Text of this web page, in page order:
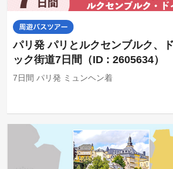
パリ発 パリとルクセンブルク、
ック街道7日間（ID : 2605634）
7日間 パリ発 ミュンヘン着